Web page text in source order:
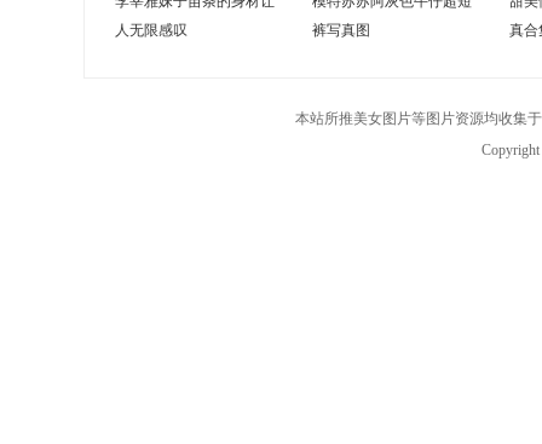
人无限感叹
裤写真图
真合
本站所推美女图片等图片资源均收集